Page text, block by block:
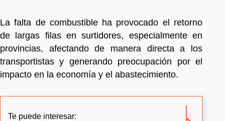
La falta de combustible ha provocado el retorno
de largas filas en surtidores, especialmente en
provincias, afectando de manera directa a los
transportistas y generando preocupación por el
impacto en la economía y el abastecimiento.
Te puede interesar: